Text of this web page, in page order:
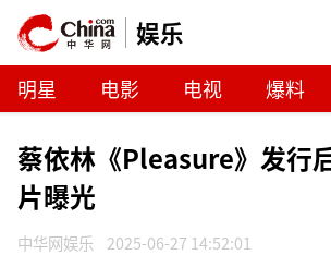
娱乐
明星 电影 电视 爆料
蔡依林《Pleasure》发行
片曝光
中华网娱乐 2025-06-27 14:52:01